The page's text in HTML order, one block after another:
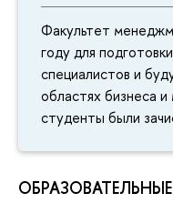
Факультет
году для
специалистов и
областях бизнеса
студенты были